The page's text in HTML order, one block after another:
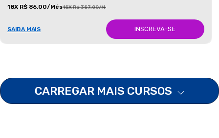
18X R$ 86,00/Mês18X R$ 387,00/Mês
SAIBA MAIS INSCREVA-SE
CARREGAR MAIS CURSOS